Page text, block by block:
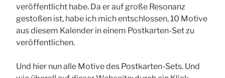
veröffentlicht habe. Da er auf große Resonanz
gestoßen ist, habe ich mich entschlossen, 10 Motive
aus diesem Kalender in einem Postkarten-Set zu
veröffentlichen.
Und hier nun alle Motive des Postkarten-Sets. Und